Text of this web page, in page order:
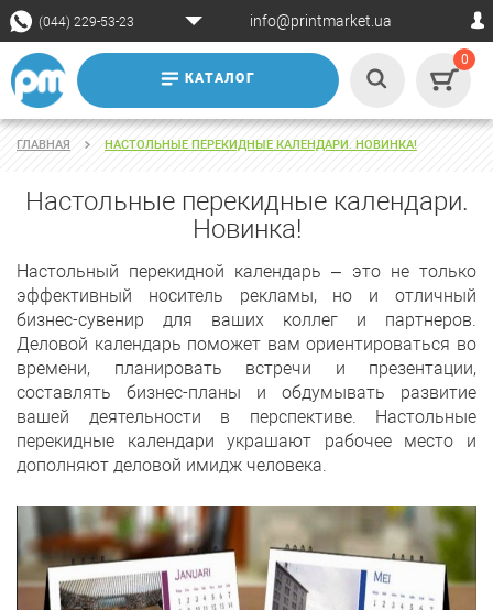
(044) 229-53-23 info@printmarket.ua
КАТАЛОГ
0
ГЛАВНАЯ НАСТОЛЬНЫЕ ПЕРЕКИДНЫЕ КАЛЕНДАРИ. НОВИНКА!
Настольные перекидные календари.
Новинка!
Настольный перекидной календарь – это не только
эффективный носитель рекламы, но и отличный
бизнес-сувенир для ваших коллег и партнеров.
Деловой календарь поможет вам ориентироваться во
времени, планировать встречи и презентации,
составлять бизнес-планы и обдумывать развитие
вашей деятельности в перспективе. Настольные
перекидные календари украшают рабочее место и
дополняют деловой имидж человека.